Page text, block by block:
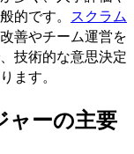
的です。 スクラム
善やチーム運営を
技術的な意思決定
ます。
ャーの主要